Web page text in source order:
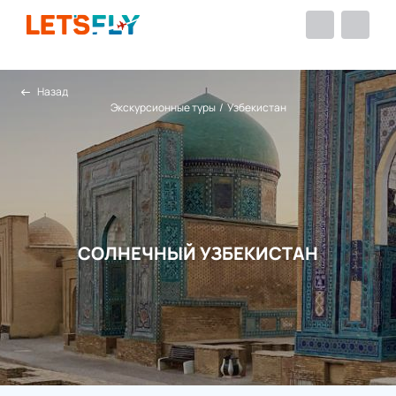
Назад
Экскурсионные туры / Узбекистан
СОЛНЕЧНЫЙ УЗБЕКИСТАН